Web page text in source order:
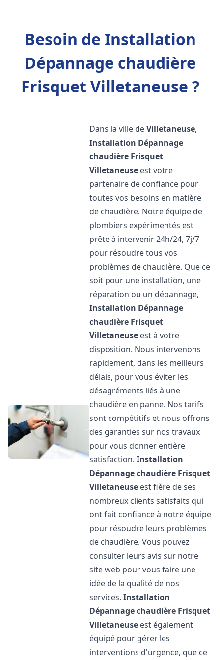
Besoin de Installation
Dépannage chaudière
Frisquet Villetaneuse ?
Dans la ville deVilletaneuse,
Installation Dépannage
chaudière Frisquet
Villetaneuse est votre
partenaire de confiance pour
toutes vos besoins en matière
de chaudière. Notre équipe de
plombiers expérimentés est
prête à intervenir 24h/24, 7j/7
pour résoudre tous vos
problèmes de chaudière. Que ce
soit pour une installation, une
réparation ou un dépannage,
Installation Dépannage
chaudière Frisquet
Villetaneuse est à votre
disposition. Nous intervenons
rapidement, dans les meilleurs
délais, pour vous éviter les
désagréments liés à une
chaudière en panne. Nos tarifs
sont compétitifs et nous offrons
des garanties sur nos travaux
pour vous donner entière
satisfaction.Installation
Dépannage chaudière Frisquet
Villetaneuse est fière de ses
nombreux clients satisfaits qui
ont fait confiance à notre équipe
pour résoudre leurs problèmes
de chaudière. Vous pouvez
consulter leurs avis sur notre
site web pour vous faire une
idée de la qualité de nos
services.Installation
Dépannage chaudière Frisquet
Villetaneuse est également
équipé pour gérer les
interventions d'urgence, que ce